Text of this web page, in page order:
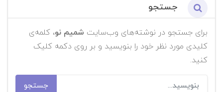
جستجو
برای جستجو در نوشته‌های وب‌سایت شمیم نو، کلمه‌ی
کلیدی مورد نظر خود را بنویسید و بر روی دکمه کلیک
کنید.
جستجو